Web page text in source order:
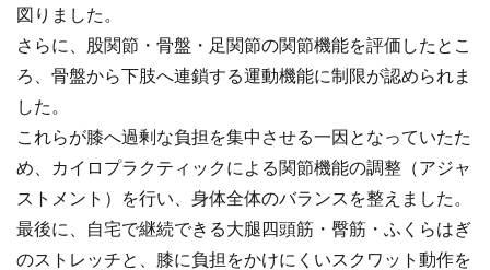
図りました。
さらに、股関節・骨盤・足関節の関節機能を評価したとこ
ろ、骨盤から下肢へ連鎖する運動機能に制限が認められま
した。
これらが膝へ過剰な負担を集中させる一因となっていたた
め、カイロプラクティックによる関節機能の調整（アジャ
ストメント）を行い、身体全体のバランスを整えました。
最後に、自宅で継続できる大腿四頭筋・臀筋・ふくらはぎ
のストレッチと、膝に負担をかけにくいスクワット動作を